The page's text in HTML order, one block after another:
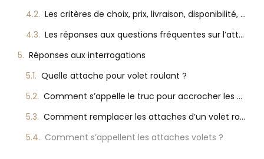
Les critères de choix, prix, livraison, disponibilité, SAV
Les réponses aux questions fréquentes sur l’attache volet roulant
Réponses aux interrogations
Quelle attache pour volet roulant ?
Comment s’appelle le truc pour accrocher les volets ?
Comment remplacer les attaches d’un volet roulant ?
Comment s’appellent les attaches volets ?